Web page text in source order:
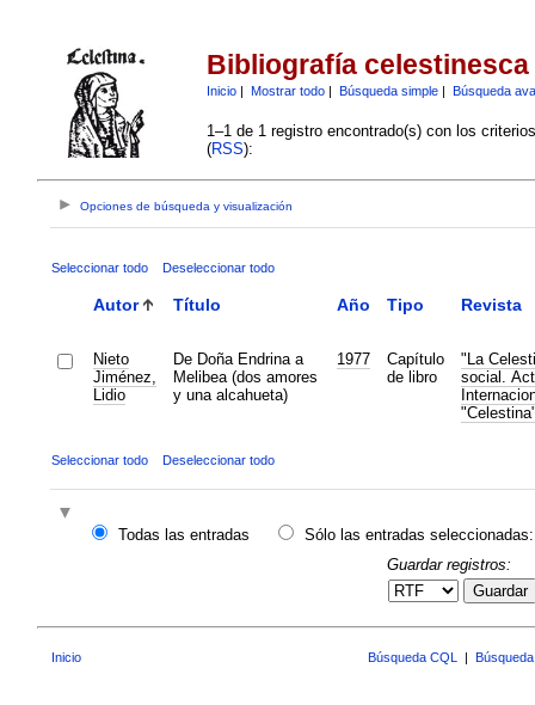
Bibliografía celestinesca
Inicio| Mostrar todo| Búsqueda simple| Búsqueda
1–1 de 1 registro encontrado(s) con los
(RSS):
Opciones de búsqueda y visualización
Seleccionar todo Deseleccionar todo
Autor Título Año Tipo Revista
Nieto
Jiménez,
Lidio
De Doña Endrina a
Melibea (dos amores
y una alcahueta)
1977
Capítulo
de libro
"La
social.
Seleccionar todo Deseleccionar todo
Todas las entradas
Sólo las entradas seleccionadas:
Guardar registros:
Guardar
Inicio Búsqueda CQL